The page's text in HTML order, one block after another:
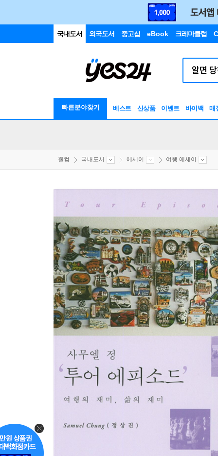
국내도서 외국도서 중고샵 eBook 크레마클럽
빠른분야찾기 베스트 신상품 이벤트 바이백 매
웰컴 국내도서 에세이 여행 에세이